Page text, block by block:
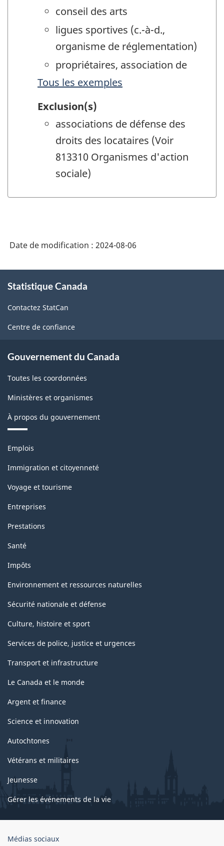
conseil des arts
ligues sportives (c.-à-d.,
organisme de réglementation)
propriétaires, association de
Tous les exemples
Exclusion(s)
associations de défense des
droits des locataires (Voir
813310 Organismes d'action
sociale)
Date de modification : 2024-08-06
propos
ce
site
Statistique Canada
Contactez StatCan
Centre de confiance
Gouvernement du Canada
Toutes les coordonnées
Ministères et organismes
À propos du gouvernement
Thèmes
sujets
Emplois
Immigration et citoyenneté
Voyage et tourisme
Entreprises
Prestations
Santé
Impôts
Environnement et ressources naturelles
Sécurité nationale et défense
Culture, histoire et sport
Services de police, justice et urgences
Transport et infrastructure
Le Canada et le monde
Argent et finance
Science et innovation
Autochtones
Vétérans et militaires
Jeunesse
Gérer les événements de la vie
Organisation
Médias sociaux